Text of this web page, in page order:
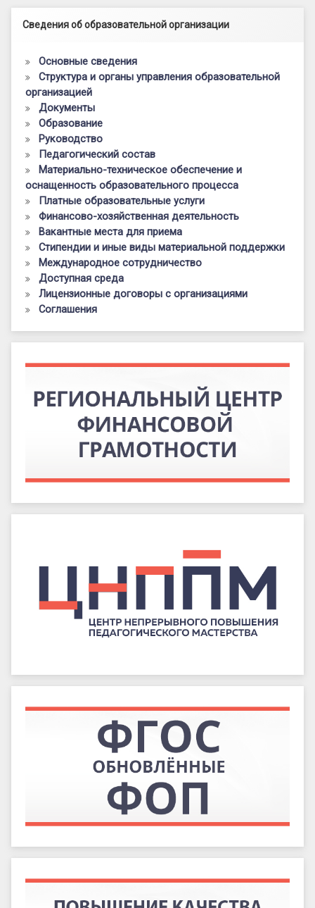
Левый сайдбар
Сведения об образовательной организации
Основные сведения
Структура и органы управления образовательной
организацией
Документы
Образование
Руководство
Педагогический состав
Материально-техническое обеспечение и
оснащенность образовательного процесса
Платные образовательные услуги
Финансово-хозяйственная деятельность
Вакантные места для приема
Стипендии и иные виды материальной поддержки
Международное сотрудничество
Доступная среда
Лицензионные договоры с организациями
Соглашения